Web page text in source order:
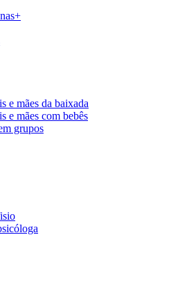
e mães da baixada
e mães com bebês
grupos